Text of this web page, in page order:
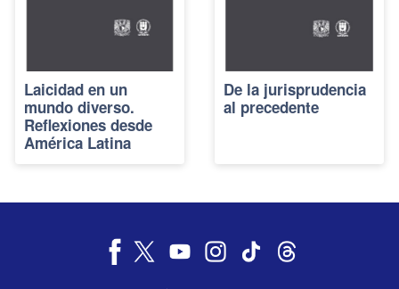
Laicidad en un
mundo diverso.
Reflexiones desde
América Latina
De la jurisprudencia
al precedente